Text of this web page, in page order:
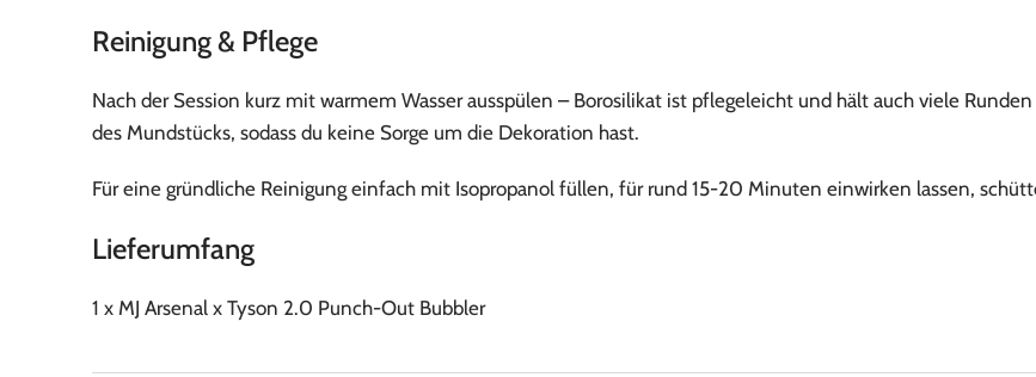
Reinigung & Pflege
Nach der Session kurz mit warmem Wasser ausspülen – Borosilikat ist pflegeleicht und hält auch viele
des Mundstücks, sodass du keine Sorge um die Dekoration hast.
Für eine gründliche Reinigung einfach mit Isopropanol füllen, für rund 15-20 Minuten einwirken lassen,
Lieferumfang
1 x MJ Arsenal x Tyson 2.0 Punch-Out Bubbler